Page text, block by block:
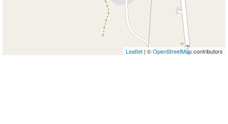
Leaflet | ©OpenStreetMapcontributors